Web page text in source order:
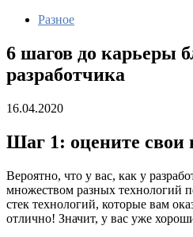
Разное
6 шагов до карьеры
разработчика
16.04.2020
Шаг 1: оцените свои
Вероятно, что у вас, как у
множеством разных технологий
стек технологий, которые вам
отлично! Значит, у вас уже